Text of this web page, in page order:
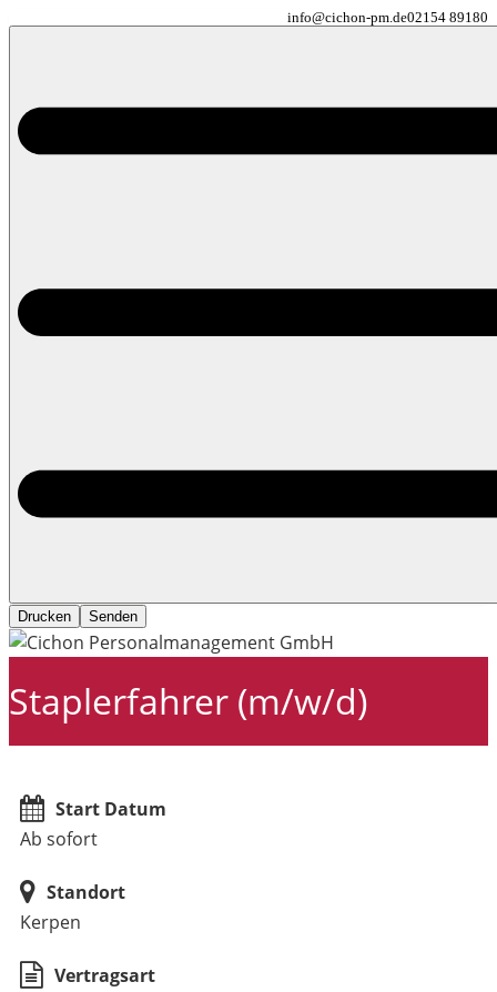
info@cichon-pm.de02154 89180
Drucken Senden
Staplerfahrer (m/w/d)
Start Datum
Ab sofort
Standort
Kerpen
Vertragsart